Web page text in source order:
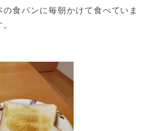
食パンに毎朝かけて食べていま